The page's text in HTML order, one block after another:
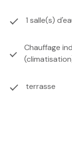
1 salle(s)
Chauffage
terrasse